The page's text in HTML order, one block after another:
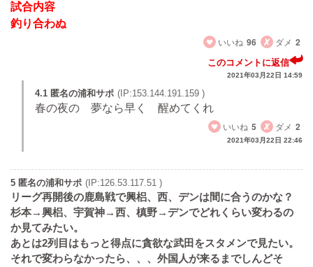
試合内容
釣り合わぬ
いいね 96 ダメ 2
このコメントに返信
2021年03月22日 14:59
4.1 匿名の浦和サポ (IP:153.144.191.159 )
春の夜の 夢なら早く 醒めてくれ
いいね 5 ダメ 2
2021年03月22日 22:46
5 匿名の浦和サポ (IP:126.53.117.51 )
リーグ再開後の鹿島戦で興梠、西、デンは間に合うのかな？
杉本→興梠、宇賀神→西、槙野→デンでどれくらい変わるの
か見てみたい。
あとは2列目はもっと得点に貪欲な武田をスタメンで見たい。
それで変わらなかったら、、、外国人が来るまでしんどそ